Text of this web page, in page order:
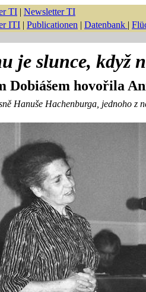
TI | Newsletter TI
ITI | Publicationen | Datenbank |
je slunce, když
Dobiášem hovořila
Hanuše Hachenburga, jednoho z